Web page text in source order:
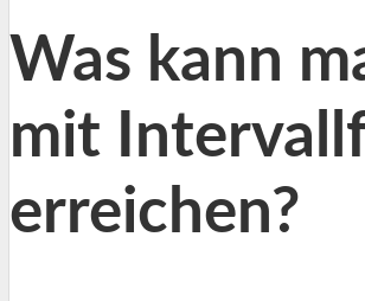
Was kann
mit
erreichen?